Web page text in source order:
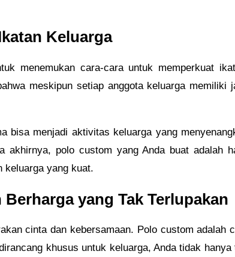
Keluarga
menemukan cara-cara untuk memperkuat
meskipun setiap anggota keluarga
bisa menjadi aktivitas keluarga yang
akhirnya, polo custom yang Anda buat adalah
keluarga yang kuat.
yang Tak Terlupakan
cinta dan kebersamaan. Polo custom adalah
khusus untuk keluarga, Anda tidak